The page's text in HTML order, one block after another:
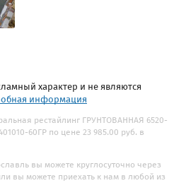
характер и не являются
информация
рестайлинг ГРУНТОВАННАЯ 6520-
60ГР по цене 23 985.00 руб. в
вы можете круглосуточно через
вы можете приехать к нам в любой из